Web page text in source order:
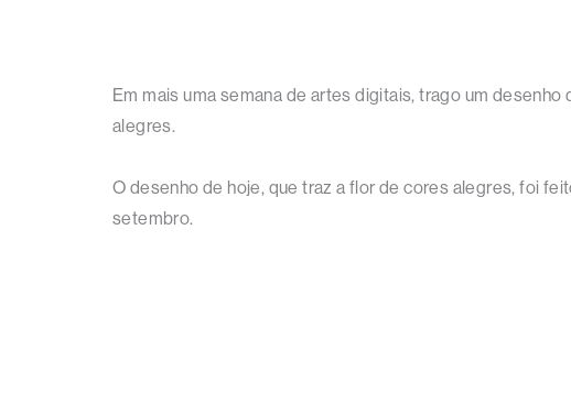
Em mais uma semana de artes digitais, trago um
alegres.
O desenho de hoje, que traz a flor de cores alegres, foi
setembro.